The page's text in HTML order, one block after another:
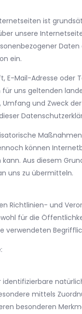
ist
unsere
ein.
E-Mail-Adresse
uns geltenden
und Zweck
können
Aus diesem
uns zu übermitteln.
Richtlinien- und
für die
verwendeten
mittels
besonderen